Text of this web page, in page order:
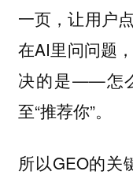
一页，让用户
在AI里问问题
决的是——怎
至“推荐你”。
所以GEO的关